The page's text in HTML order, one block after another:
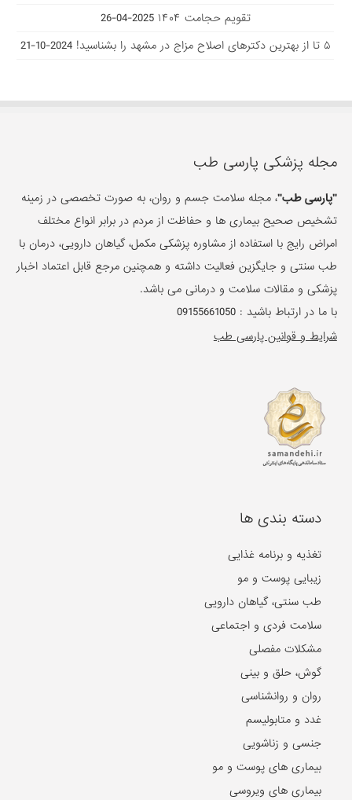
تقویم حجامت ۱۴۰۴
2025-04-26
۵ تا از بهترین دکتر‌های اصلاح مزاج در مشهد را بشناسید!
2024-10-21
مجله پزشکی پارسی طب
"پارسی طب"، مجله سلامت جسم و روان، به صورت تخصصی در زمینه
تشخیص صحیح بیماری ها و حفاظت از مردم در برابر انواع مختلف
امراض رایج با استفاده از مشاوره پزشکی مکمل، گیاهان دارویی، درمان با
طب سنتی و جایگزین فعالیت داشته و همچنین مرجع قابل اعتماد اخبار
پزشکی و مقالات سلامت و درمانی می باشد.
با ما در ارتباط باشید :09155661050
شرایط و قوانین پارسی طب
دسته بندی ها
تغذیه و برنامه غذایی
زیبایی پوست و مو
طب سنتی، گیاهان دارویی
سلامت فردی و اجتماعی
مشکلات مفصلی
گوش، حلق و بینی
روان و روانشناسی
غدد و متابولیسم
جنسی و زناشویی
بیماری های پوست و مو
بیماری های ویروسی